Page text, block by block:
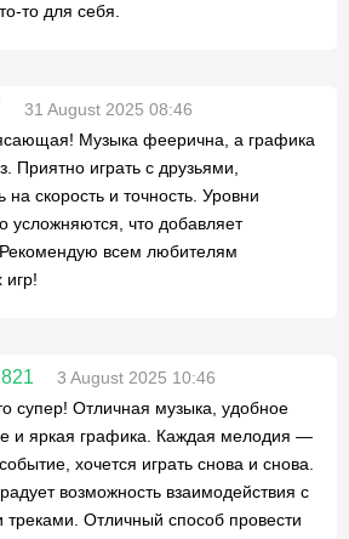
то для себя.
31 August 2025 08:46
Музыка феерична, а графика
Приятно играть с друзьями,
на скорость и точность. Уровни
усложняются, что добавляет
всем любителям
игр!
3 August 2025 10:46
супер! Отличная музыка, удобное
и яркая графика. Каждая мелодия —
хочется играть снова и снова.
возможность взаимодействия с
Отличный способ провести